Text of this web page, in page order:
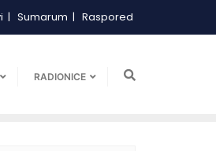
Sumarum Raspored
RADIONICE